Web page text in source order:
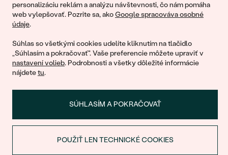
personalizáciu reklám a analýzu návštevnosti, čo nám pomáha
web vylepšovať. Pozrite sa, akoGoogle spracováva osobné
údaje.
Súhlas so všetkými cookies udelíte kliknutím na tlačidlo
„Súhlasím a pokračovať". Vaše preferencie môžete upraviť v
nastavení volieb. Podrobnosti a všetky dôležité informácie
nájdetetu.
SÚHLASÍM A POKRAČOVAŤ
POUŽIŤ LEN TECHNICKÉ COOKIES
© 2011 - 2026, Eppi.sk